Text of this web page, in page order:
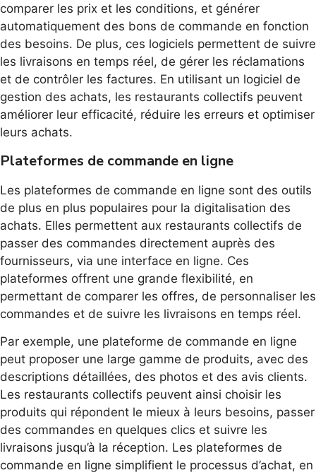
comparer les prix et les conditions, et générer
automatiquement des bons de commande en fonction
des besoins. De plus, ces logiciels permettent de suivre
les livraisons en temps réel, de gérer les réclamations
et de contrôler les factures. En utilisant un logiciel de
gestion des achats, les restaurants collectifs peuvent
améliorer leur efficacité, réduire les erreurs et optimiser
leurs achats.
Plateformes de commande en ligne
Les plateformes de commande en ligne sont des outils
de plus en plus populaires pour la digitalisation des
achats. Elles permettent aux restaurants collectifs de
passer des commandes directement auprès des
fournisseurs, via une interface en ligne. Ces
plateformes offrent une grande flexibilité, en
permettant de comparer les offres, de personnaliser les
commandes et de suivre les livraisons en temps réel.
Par exemple, une plateforme de commande en ligne
peut proposer une large gamme de produits, avec des
descriptions détaillées, des photos et des avis clients.
Les restaurants collectifs peuvent ainsi choisir les
produits qui répondent le mieux à leurs besoins, passer
des commandes en quelques clics et suivre les
livraisons jusqu’à la réception. Les plateformes de
commande en ligne simplifient le processus d’achat, en